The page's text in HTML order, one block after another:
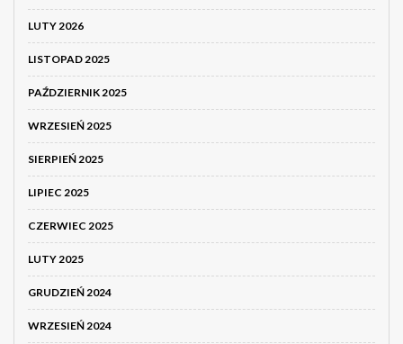
LUTY 2026
LISTOPAD 2025
PAŹDZIERNIK 2025
WRZESIEŃ 2025
SIERPIEŃ 2025
LIPIEC 2025
CZERWIEC 2025
LUTY 2025
GRUDZIEŃ 2024
WRZESIEŃ 2024